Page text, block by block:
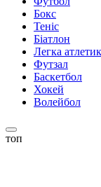
Бокс
Теніс
Біатлон
Легка
Футзал
Баскетбол
Хокей
Волейбол
топ